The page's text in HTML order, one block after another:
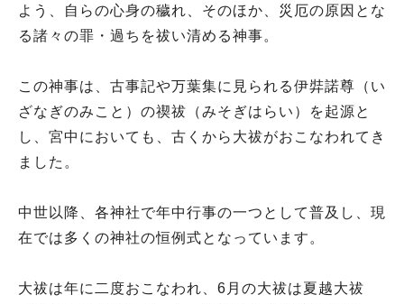
よう、自らの心身の穢れ、そのほか、災厄の原因とな
る諸々の罪・過ちを祓い清める神事。
この神事は、古事記や万葉集に見られる伊弉諾尊（い
ざなぎのみこと）の禊祓（みそぎはらい）を起源と
し、宮中においても、古くから大祓がおこなわれてき
ました。
中世以降、各神社で年中行事の一つとして普及し、現
在では多くの神社の恒例式となっています。
大祓は年に二度おこなわれ、6月の大祓は夏越大祓